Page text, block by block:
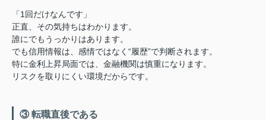
「1回だけなんです」
正直、その気持ちはわかります。
誰にでもうっかりはあります。
でも信用情報は、感情ではなく“履歴”で判断されます。
特に金利上昇局面では、金融機関は慎重になります。
リスクを取りにくい環境だからです。
③ 転職直後である